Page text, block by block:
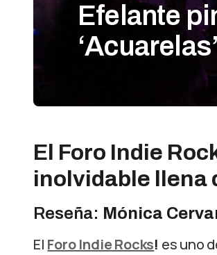
Efelante
‘Acuarelas’
El Foro Indie
inolvidable llena
Reseña: Mónica
El Foro Indie Rocks! es uno